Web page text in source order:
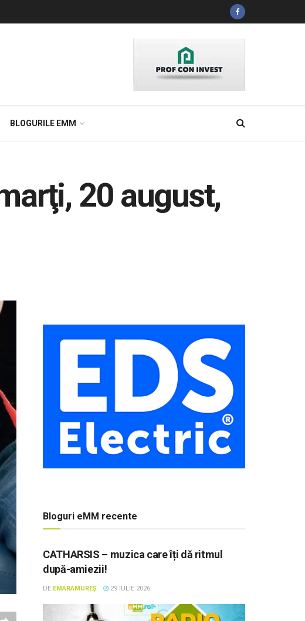
BLOGURILE EMM
20 august,
Bloguri eMM recente
CATHARSIS – muzica care îți dă ritmul
după-amiezii!
DE EMARAMUREȘ 29 IULIE 2026